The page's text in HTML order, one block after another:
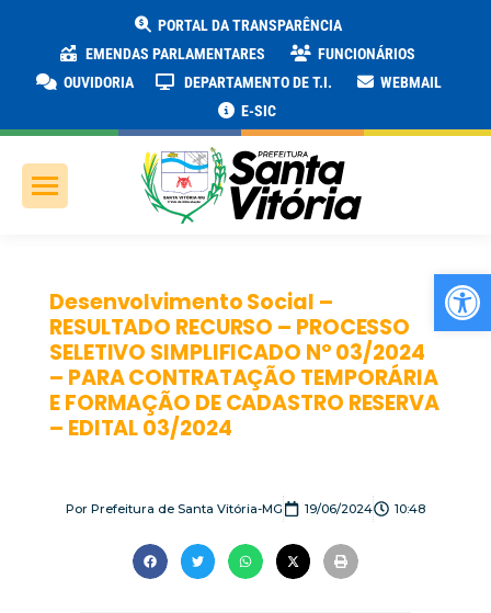
PORTAL DA TRANSPARÊNCIA
EMENDAS PARLAMENTARES
FUNCIONÁRIOS
OUVIDORIA
DEPARTAMENTO DE T.I.
WEBMAIL
E-SIC
Desenvolvimento Social –
RESULTADO RECURSO – PROCESSO
SELETIVO SIMPLIFICADO Nº 03/2024
– PARA CONTRATAÇÃO TEMPORÁRIA
E FORMAÇÃO DE CADASTRO RESERVA
– EDITAL 03/2024
Por Prefeitura de Santa Vitória-MG 19/06/2024 10:48